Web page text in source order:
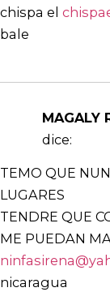
chispa el
bale
MAGALY
dice:
TEMO QUE
LUGARES
TENDRE QUE
ME PUEDAN
nicaragua